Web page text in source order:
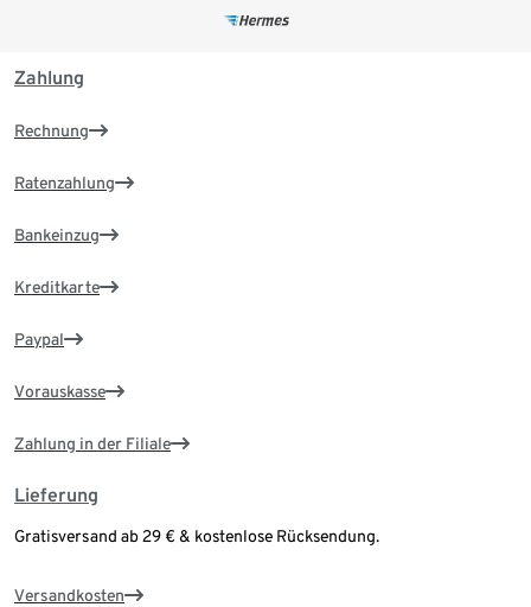
Zahlung
Rechnung
Ratenzahlung
Bankeinzug
Kreditkarte
Paypal
Vorauskasse
Zahlung in der Filiale
Lieferung
Gratisversand ab 29 € & kostenlose Rücksendung.
Versandkosten